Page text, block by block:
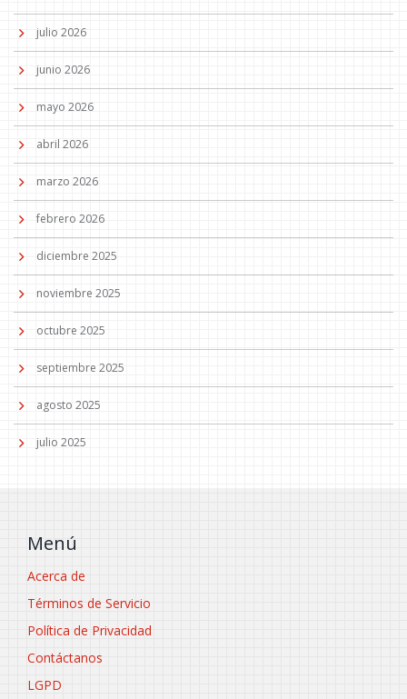
julio 2026
junio 2026
mayo 2026
abril 2026
marzo 2026
febrero 2026
diciembre 2025
noviembre 2025
octubre 2025
septiembre 2025
agosto 2025
julio 2025
Menú
Acerca de
Términos de Servicio
Política de Privacidad
Contáctanos
LGPD